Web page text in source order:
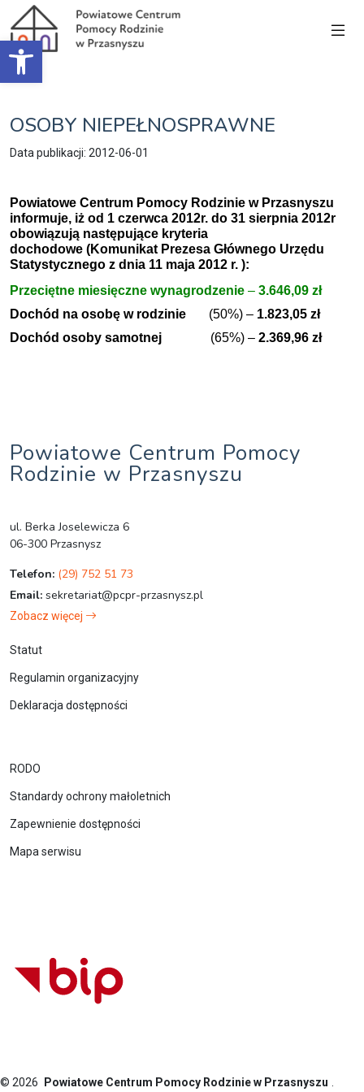
Open toolbar
OSOBY NIEPEŁNOSPRAWNE
Data publikacji: 2012-06-01
Powiatowe Centrum Pomocy Rodzinie w Przasnyszu
informuje, iż od 1 czerwca 2012r. do 31 sierpnia 2012r
obowiązują następujące kryteria
dochodowe (Komunikat Prezesa Głównego Urzędu
Statystycznego z dnia 11 maja 2012 r. ):
Przeciętne miesięczne wynagrodzenie – 3.646,09 zł
Dochód na osobę w rodzinie (50%) – 1.823,05 zł
Dochód osoby samotnej (65%) – 2.369,96 zł
Powiatowe Centrum Pomocy
Rodzinie w Przasnyszu
ul. Berka Joselewicza 6
06-300 Przasnysz
Telefon: (29) 752 51 73
Email: sekretariat@pcpr-przasnysz.pl
Zobacz więcej
Statut
Regulamin organizacyjny
Deklaracja dostępności
RODO
Standardy ochrony małoletnich
Zapewnienie dostępności
Mapa serwisu
© 2026 Powiatowe Centrum Pomocy Rodzinie w Przasnyszu .